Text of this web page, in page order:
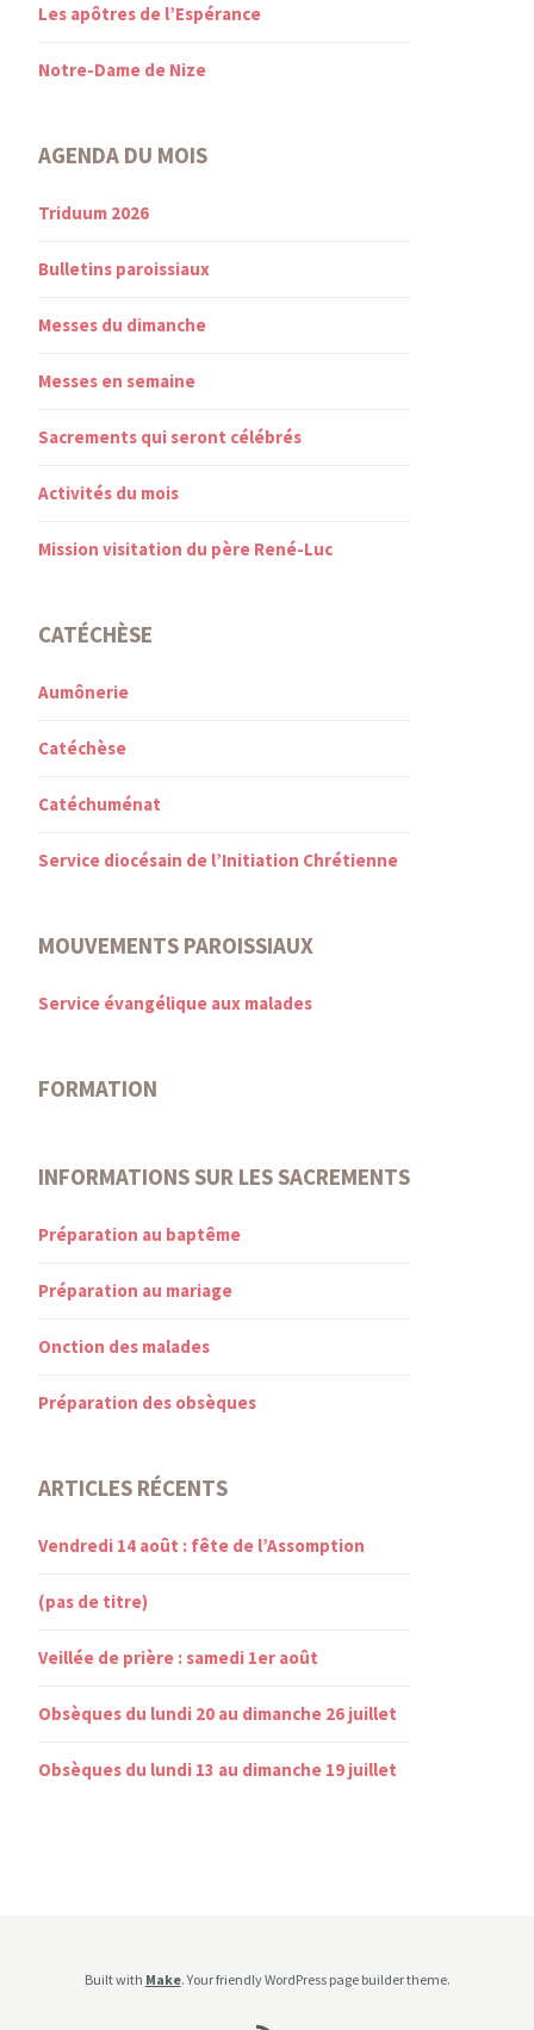
Les apôtres de l’Espérance
Notre-Dame de Nize
AGENDA DU MOIS
Triduum 2026
Bulletins paroissiaux
Messes du dimanche
Messes en semaine
Sacrements qui seront célébrés
Activités du mois
Mission visitation du père René-Luc
CATÉCHÈSE
Aumônerie
Catéchèse
Catéchuménat
Service diocésain de l’Initiation Chrétienne
MOUVEMENTS PAROISSIAUX
Service évangélique aux malades
FORMATION
INFORMATIONS SUR LES SACREMENTS
Préparation au baptême
Préparation au mariage
Onction des malades
Préparation des obsèques
ARTICLES RÉCENTS
Vendredi 14 août : fête de l’Assomption
(pas de titre)
Veillée de prière : samedi 1er août
Obsèques du lundi 20 au dimanche 26 juillet
Obsèques du lundi 13 au dimanche 19 juillet
Built with Make. Your friendly WordPress page builder theme.